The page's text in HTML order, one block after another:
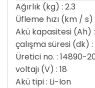
Ağırlık (kg) : 2.3
Üfleme hızı (km / s)
Akü kapasitesi (Ah)
çalışma süresi (dk) :
Üretici no. : 14890-
voltajı (V) : 18
Akü tipi : Li-Ion